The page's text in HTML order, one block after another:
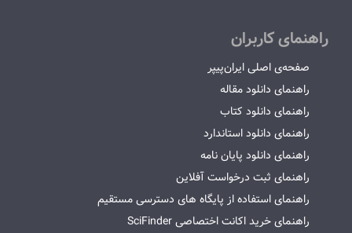
راهنمای کاربران
صفحه‌ی اصلی ایران‌پیپر
راهنمای دانلود مقاله
راهنمای دانلود کتاب
راهنمای دانلود استاندارد
راهنمای دانلود پایان نامه
راهنمای ثبت درخواست آفلاین
راهنمای استفاده از پایگاه های دسترسی مستقیم
راهنمای خرید اکانت اختصاصی SciFinder